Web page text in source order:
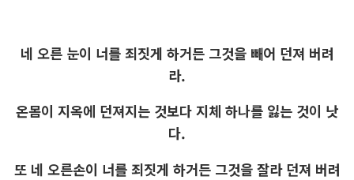
네 오른 눈이 너를 죄짓게 하거든 그것을 빼어 던져 버려
라.
온몸이 지옥에 던져지는 것보다 지체 하나를 잃는 것이 낫
다.
또 네 오른손이 너를 죄짓게 하거든 그것을 잘라 던져 버려